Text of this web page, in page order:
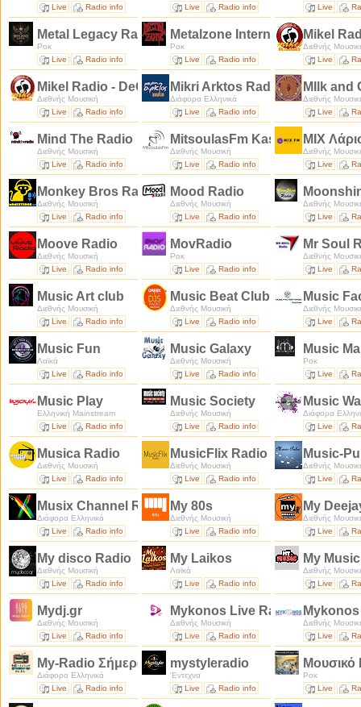
Live
Radio info
Live
Radio info
Live
Metal Legacy Radio
Ροκ
Live
Radio info
Metalzone Internet Radio
Ροκ
Live
Radio info
Mikel
Διεθνής
Live
Mikel Radio - DeCaffeine zone
Διεθνής Μουσική
Live
Radio info
Mikri Arktos Radio
Διάφορα Ελληνικά
Live
Radio info
MIlk and
Διεθνής
Live
Mind The Radio
Διεθνής Μουσική
Live
Radio info
MitsoulasFm Kastoria Web
Διεθνής Μουσική
Live
Radio info
MIX
Διεθνής
Live
Monkey Bros Radio
Διεθνής Μουσική
Live
Radio info
Mood Radio
Διεθνής Μουσική
Live
Radio info
Διεθνής
Live
Moove Radio
Διεθνής Μουσική
Live
Radio info
MovRadio
Ροκ
Live
Radio info
Mr Soul
Διεθνής
Live
Music Art club
Διεθνής Μουσική
Live
Radio info
Music Beat Club Dj
Διεθνής Μουσική
Live
Radio info
Music
Διεθνής
Live
Music Fun
Λαϊκά
Live
Radio info
Music Galaxy
Διεθνής Μουσική
Live
Radio info
Music
Ροκ
Live
Music Play
Ελληνική Mainstream
Live
Radio info
Music Society
Διεθνής Μουσική
Live
Radio info
Music
Διάφορα
Live
Musica Radio
Διεθνής Μουσική
Live
Radio info
MusicFlix Radio
Διεθνής Μουσική
Live
Radio info
Music-
Διεθνής
Live
Musix Channel Radio
Διάφορα Ελληνικά
Live
Radio info
My 80s
Διεθνής Μουσική
Live
Radio info
My
Διεθνής
Live
My disco Radio
Διεθνής Μουσική
Live
Radio info
My Laikos
Λαϊκά
Live
Radio info
My
Διεθνής
Live
Mydj.gr
Διεθνής Μουσική
Live
Radio info
Mykonos Live Radio
Διεθνής Μουσική
Live
Radio info
Διεθνής
Live
My-Radio Σήμερα
Διάφορα Ελληνικά
Live
Radio info
mystyleradio
'Εντεχνα
Live
Radio info
Ροκ
Live